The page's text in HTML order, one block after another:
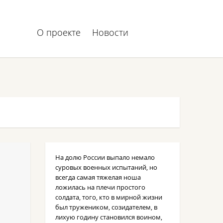
О проекте Новости
На долю России выпало немало
суровых военных испытаний, но
всегда самая тяжелая ноша
ложилась на плечи простого
солдата, того, кто в мирной жизни
был тружеником, созидателем, в
лихую годину становился воином,